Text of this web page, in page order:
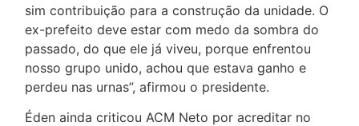
sim contribuição para a construção da unidade. O
ex-prefeito deve estar com medo da sombra do
passado, do que ele já viveu, porque enfrentou
nosso grupo unido, achou que estava ganho e
perdeu nas urnas”, afirmou o presidente.
Éden ainda criticou ACM Neto por acreditar no